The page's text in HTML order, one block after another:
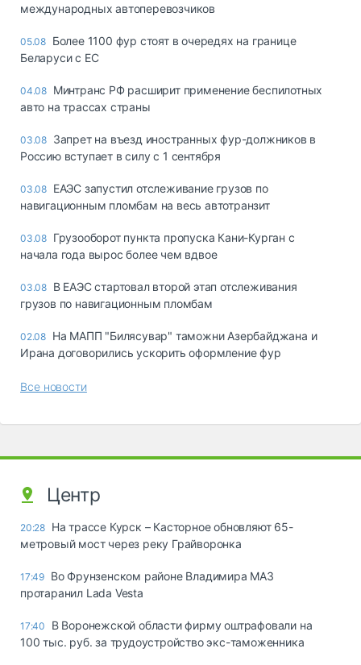
международных автоперевозчиков
05.08 Более 1100 фур стоят в очередях на границе
Беларуси с ЕС
04.08 Минтранс РФ расширит применение беспилотных
авто на трассах страны
03.08 Запрет на въезд иностранных фур-должников в
Россию вступает в силу с 1 сентября
03.08 ЕАЭС запустил отслеживание грузов по
навигационным пломбам на весь автотранзит
03.08 Грузооборот пункта пропуска Кани-Курган с
начала года вырос более чем вдвое
03.08 В ЕАЭС стартовал второй этап отслеживания
грузов по навигационным пломбам
02.08 На МАПП "Билясувар" таможни Азербайджана и
Ирана договорились ускорить оформление фур
Все новости
Центр
20:28 На трассе Курск – Касторное обновляют 65-
метровый мост через реку Грайворонка
17:49 Во Фрунзенском районе Владимира МАЗ
протаранил Lada Vesta
17:40
В Воронежской области фирму оштрафовали на
100 тыс. руб. за трудоустройство экс-таможенника